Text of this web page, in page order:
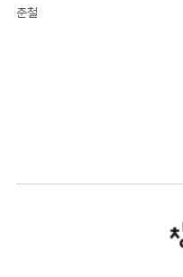
준철